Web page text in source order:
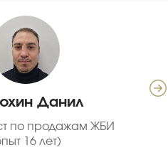
Данил
по продажам ЖБИ
16 лет)